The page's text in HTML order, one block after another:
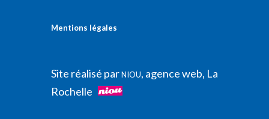
Mentions légales
Site réalisé parNIOU, agence web, La
Rochelle